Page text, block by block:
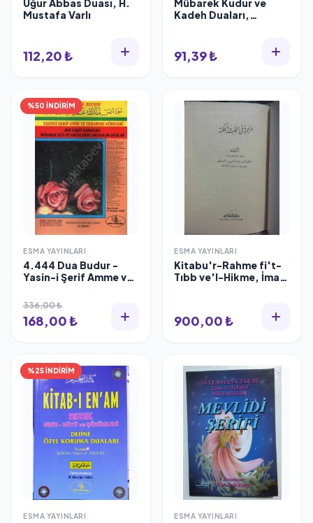
Uğur Abbas Duası, H.
Mustafa Varlı
112,20 ₺
Mübarek Kudur ve
Kadeh Duaları,
91,39 ₺
%50 İNDİRİM
ESMA YAYINLARI
4.444 Dua Budur -
Yasin-i Şerif Amme ve
(Kod:001), Esma
336,00 ₺
168,00 ₺
ESMA YAYINLARI
Kitabu'r-Rahme fi't-
Tıbb ve'l-Hikme, İmam
900,00 ₺
%25 İNDİRİM
ESMA YAYINLARI ESMA YAYINLARI